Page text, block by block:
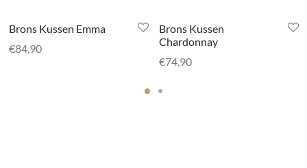
Brons Kussen Emma
€84,90
Brons Kussen
Chardonnay
€74,90